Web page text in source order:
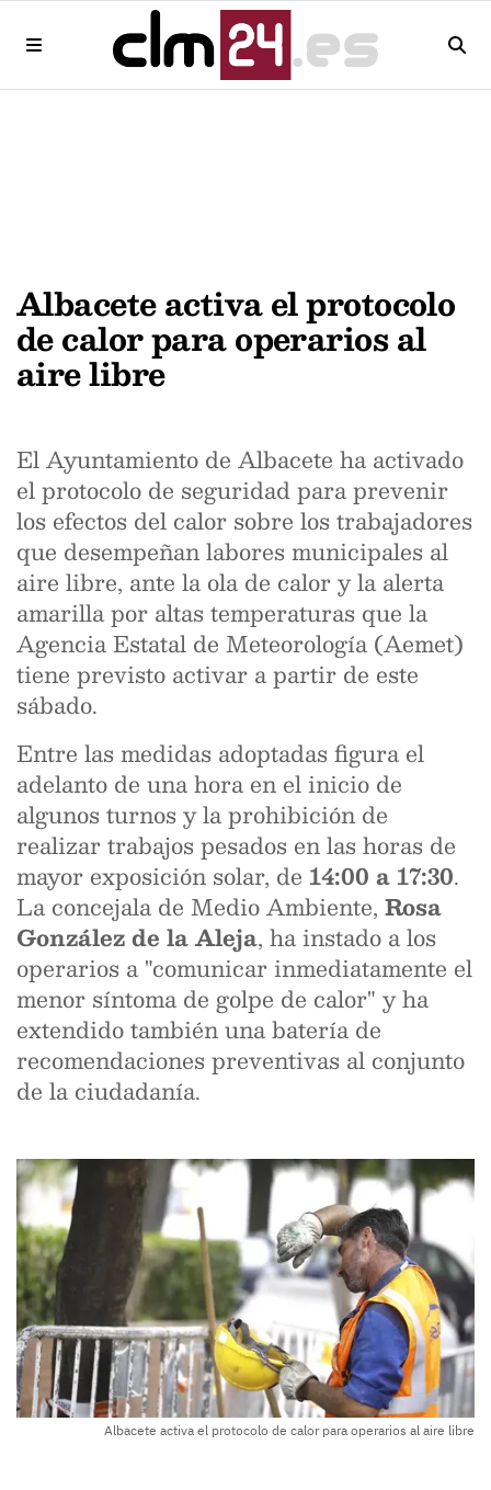
Albacete activa el protocolo
de calor para operarios al
aire libre
El Ayuntamiento de Albacete ha activado
el protocolo de seguridad para prevenir
los efectos del calor sobre los trabajadores
que desempeñan labores municipales al
aire libre, ante la ola de calor y la alerta
amarilla por altas temperaturas que la
Agencia Estatal de Meteorología (Aemet)
tiene previsto activar a partir de este
sábado.
Entre las medidas adoptadas figura el
adelanto de una hora en el inicio de
algunos turnos y la prohibición de
realizar trabajos pesados en las horas de
mayor exposición solar, de 14:00 a 17:30.
La concejala de Medio Ambiente, Rosa
González de la Aleja, ha instado a los
operarios a "comunicar inmediatamente el
menor síntoma de golpe de calor" y ha
extendido también una batería de
recomendaciones preventivas al conjunto
de la ciudadanía.
Albacete activa el protocolo de calor para operarios al aire libre